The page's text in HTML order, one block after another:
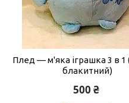
Плед — м'яка іграшка 3 в 1
блакитний)
500 ₴